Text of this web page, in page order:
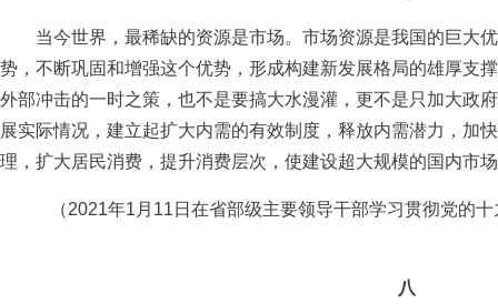
当今世界，最稀缺的资源是市场。市场资源是我国的巨大优
势，不断巩固和增强这个优势，形成构建新发展格局的雄厚支
外部冲击的一时之策，也不是要搞大水漫灌，更不是只加大政
展实际情况，建立起扩大内需的有效制度，释放内需潜力，加
理，扩大居民消费，提升消费层次，使建设超大规模的国内市
（2021年1月11日在省部级主要领导干部学习贯彻党的十
八